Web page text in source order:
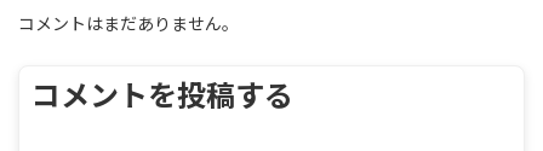
コメントはまだありません。
コメントを投稿する